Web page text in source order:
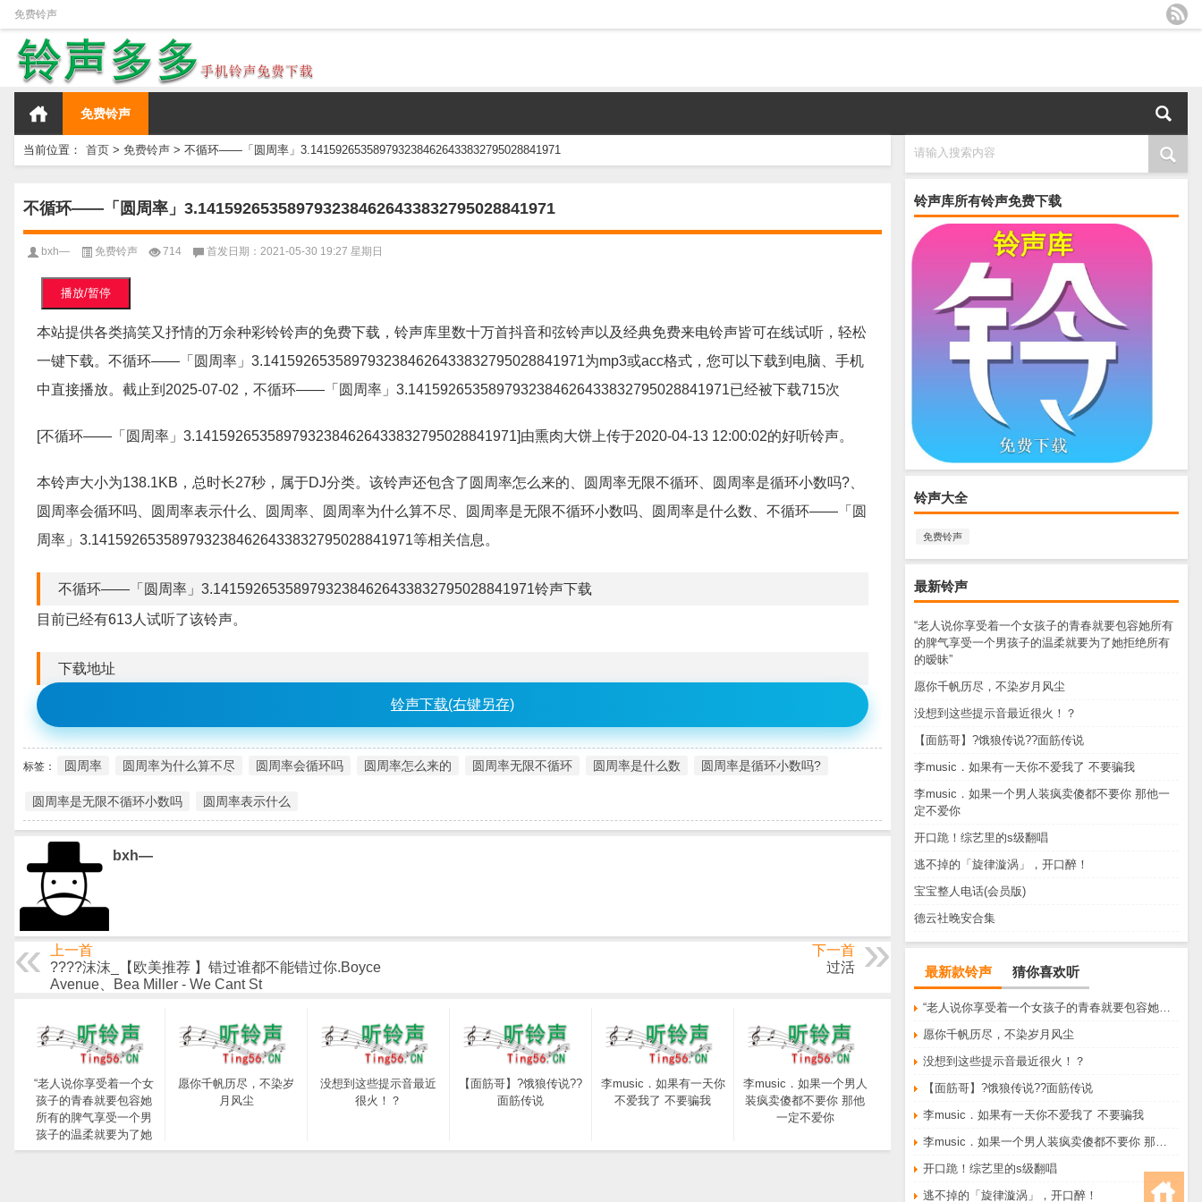
免费铃声
免费铃声
当前位置： 首页 > 免费铃声 > 不循环——「圆周率」3.1415926535897932384626433832795028841971
不循环——「圆周率」3.1415926535897932384626433832795028841971
bxh— 免费铃声 714 首发日期：2021-05-30 19:27 星期日
播放/暂停
本站提供各类搞笑又抒情的万余种彩铃铃声的免费下载，铃声库里数十万首抖音和弦铃声以及经典免费来电铃声皆可在线试听，轻松
一键下载。不循环——「圆周率」3.1415926535897932384626433832795028841971为mp3或acc格式，您可以下载到电脑、手机
中直接播放。截止到2025-07-02，不循环——「圆周率」3.1415926535897932384626433832795028841971已经被下载715次
[不循环——「圆周率」3.1415926535897932384626433832795028841971]由熏肉大饼上传于2020-04-13 12:00:02的好听铃声。
本铃声大小为138.1KB，总时长27秒，属于DJ分类。该铃声还包含了圆周率怎么来的、圆周率无限不循环、圆周率是循环小数吗?、
圆周率会循环吗、圆周率表示什么、圆周率、圆周率为什么算不尽、圆周率是无限不循环小数吗、圆周率是什么数、不循环——「圆
周率」3.1415926535897932384626433832795028841971等相关信息。
不循环——「圆周率」3.1415926535897932384626433832795028841971铃声下载
目前已经有613人试听了该铃声。
下载地址
铃声下载(右键另存)
标签： 圆周率 圆周率为什么算不尽 圆周率会循环吗 圆周率怎么来的 圆周率无限不循环 圆周率是什么数 圆周率是循环小数吗?
圆周率是无限不循环小数吗 圆周率表示什么
bxh—
上一首
????沫沫_【欧美推荐 】错过谁都不能错过你.Boyce
Avenue、Bea Miller - We Cant St
下一首
过活
“老人说你享受着一个女
孩子的青春就要包容她
所有的脾气享受一个男
孩子的温柔就要为了她
拒绝所有的暧昧”
愿你千帆历尽，不染岁
月风尘
没想到这些提示音最近
很火！？
【面筋哥】?饿狼传说??
面筋传说
李music．如果有一天你
不爱我了 不要骗我
李music．如果一个男人
装疯卖傻都不要你 那他
一定不爱你
请输入搜索内容
铃声库所有铃声免费下载
铃声大全
免费铃声
最新铃声
“老人说你享受着一个女孩子的青春就要包容她所有
的脾气享受一个男孩子的温柔就要为了她拒绝所有
的暧昧”
愿你千帆历尽，不染岁月风尘
没想到这些提示音最近很火！？
【面筋哥】?饿狼传说??面筋传说
李music．如果有一天你不爱我了 不要骗我
李music．如果一个男人装疯卖傻都不要你 那他一
定不爱你
开口跪！综艺里的s级翻唱
逃不掉的「旋律漩涡」，开口醉！
宝宝整人电话(会员版)
德云社晚安合集
最新款铃声 猜你喜欢听
愿你千帆历尽，不染岁月风尘
没想到这些提示音最近很火！？
【面筋哥】?饿狼传说??面筋传说
李music．如果有一天你不爱我了 不要骗我
开口跪！综艺里的s级翻唱
逃不掉的「旋律漩涡」，开口醉！